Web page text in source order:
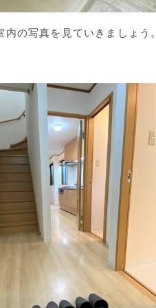
内の写真を見ていきましょう。